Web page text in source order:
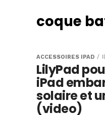
COQUE
coque
ACCESSOIRES IPAD
LilyPad
iPad
solaire et
(video)